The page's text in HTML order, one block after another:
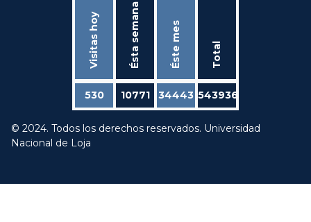
Visitas hoy Ésta semana Éste mes Total
530 10771 34443 543936
© 2024. Todos los derechos reservados. Universidad
Nacional de Loja